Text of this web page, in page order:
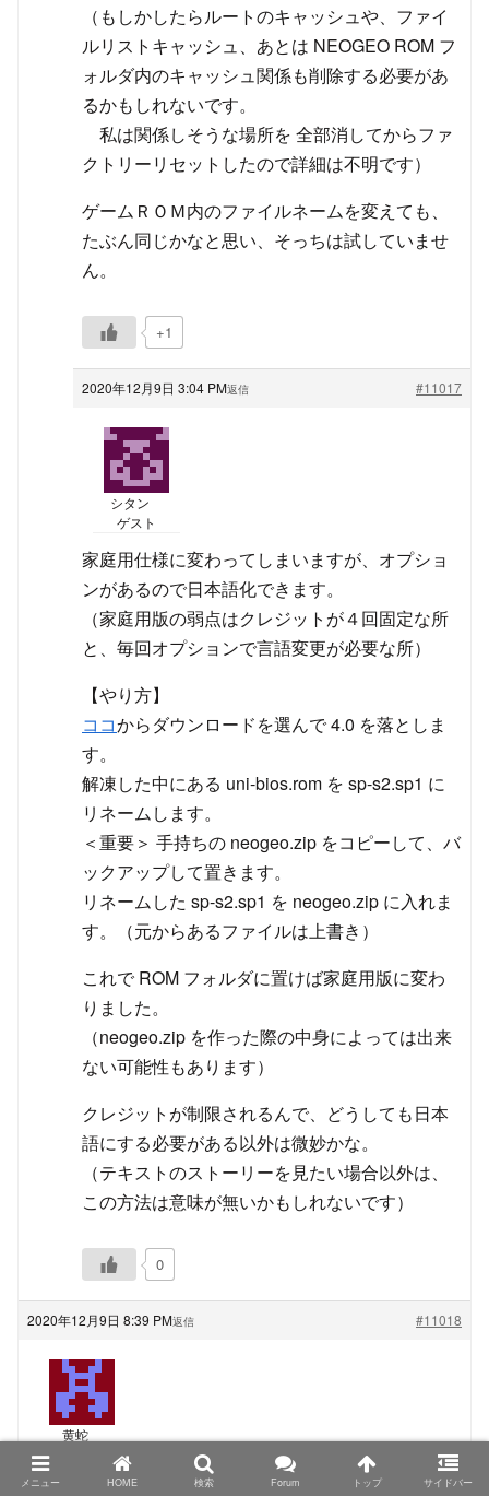
（もしかしたらルートのキャッシュや、ファイ
ルリストキャッシュ、あとは NEOGEO ROM フ
ォルダ内のキャッシュ関係も削除する必要があ
るかもしれないです。
私は関係しそうな場所を 全部消してからファ
クトリーリセットしたので詳細は不明です）
ゲームＲＯＭ内のファイルネームを変えても、
たぶん同じかなと思い、そっちは試していませ
ん。
+1
2020年12月9日 3:04 PM #11017
返信
シタン
ゲスト
家庭用仕様に変わってしまいますが、オプショ
ンがあるので日本語化できます。
（家庭用版の弱点はクレジットが４回固定な所
と、毎回オプションで言語変更が必要な所）
【やり方】
ココからダウンロードを選んで 4.0 を落としま
す。
解凍した中にある uni-bios.rom を sp-s2.sp1 に
リネームします。
＜重要＞ 手持ちの neogeo.zip をコピーして、バ
ックアップして置きます。
リネームした sp-s2.sp1 を neogeo.zip に入れま
す。（元からあるファイルは上書き）
これで ROM フォルダに置けば家庭用版に変わ
りました。
（neogeo.zip を作った際の中身によっては出来
ない可能性もあります）
クレジットが制限されるんで、どうしても日本
語にする必要がある以外は微妙かな。
（テキストのストーリーを見たい場合以外は、
この方法は意味が無いかもしれないです）
0
2020年12月9日 8:39 PM #11018
返信
黄蛇
TRIMUI Model S、PowKiddyさん名義の物もシタンさ
メニュー HOME 検索 Forum トップ サイドバー